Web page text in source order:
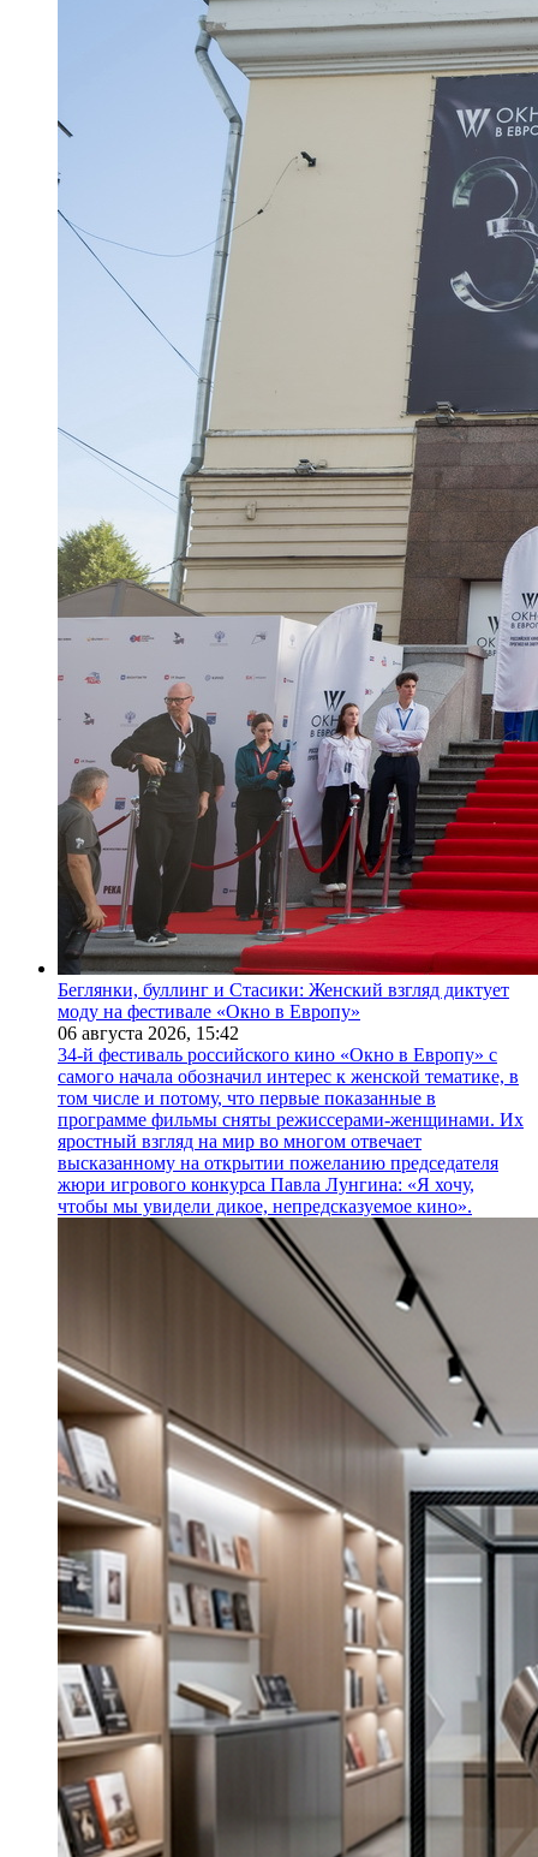
Беглянки, буллинг и Стасики: Женский взгляд диктует
моду на фестивале «Окно в Европу»
06 августа 2026, 15:42
34-й фестиваль российского кино «Окно в Европу» с
самого начала обозначил интерес к женской тематике, в
том числе и потому, что первые показанные в
программе фильмы сняты режиссерами-женщинами. Их
яростный взгляд на мир во многом отвечает
высказанному на открытии пожеланию председателя
жюри игрового конкурса Павла Лунгина: «Я хочу,
чтобы мы увидели дикое, непредсказуемое кино».